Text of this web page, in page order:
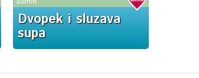
Dvopek i sluzava
supa